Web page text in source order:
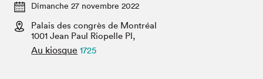
Espace enseignant·e·s
Espace médias
Dimanche 27 novembre 2022
Palais des congrès de Montréal
1001 Jean Paul Riopelle Pl,
Au kiosque 1725